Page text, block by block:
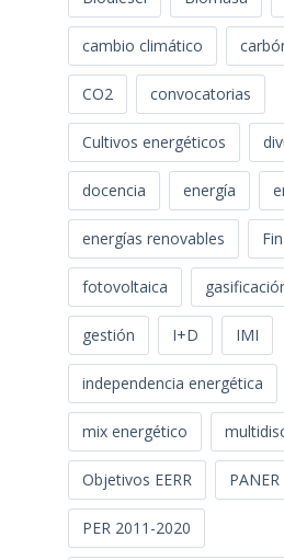
cambio climático
CO2 convocatorias
Cultivos energéticos
docencia energía
energías renovables
fotovoltaica
gestión I+D IMI
independencia energética
mix energético
Objetivos EERR
PER 2011-2020